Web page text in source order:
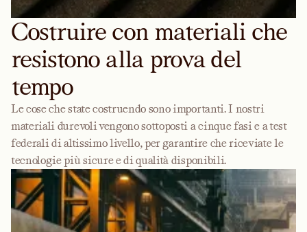
Costruire con materiali che
resistono alla prova del
tempo
Le cose che state costruendo sono importanti. I nostri
materiali durevoli vengono sottoposti a cinque fasi e a test
federali di altissimo livello, per garantire che riceviate le
tecnologie più sicure e di qualità disponibili.